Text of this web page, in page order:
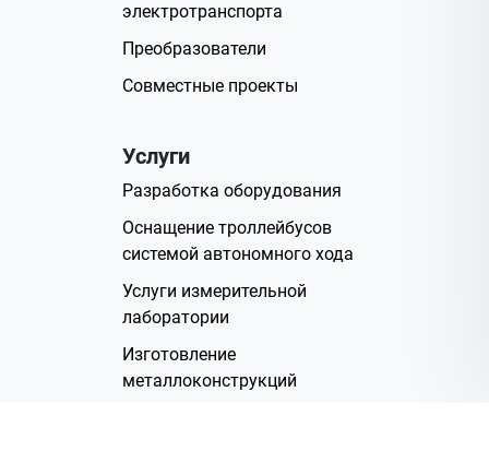
электротранспорта
Преобразователи
Совместные проекты
Услуги
Разработка оборудования
Оснащение троллейбусов
системой автономного хода
Услуги измерительной
лаборатории
Изготовление
металлоконструкций